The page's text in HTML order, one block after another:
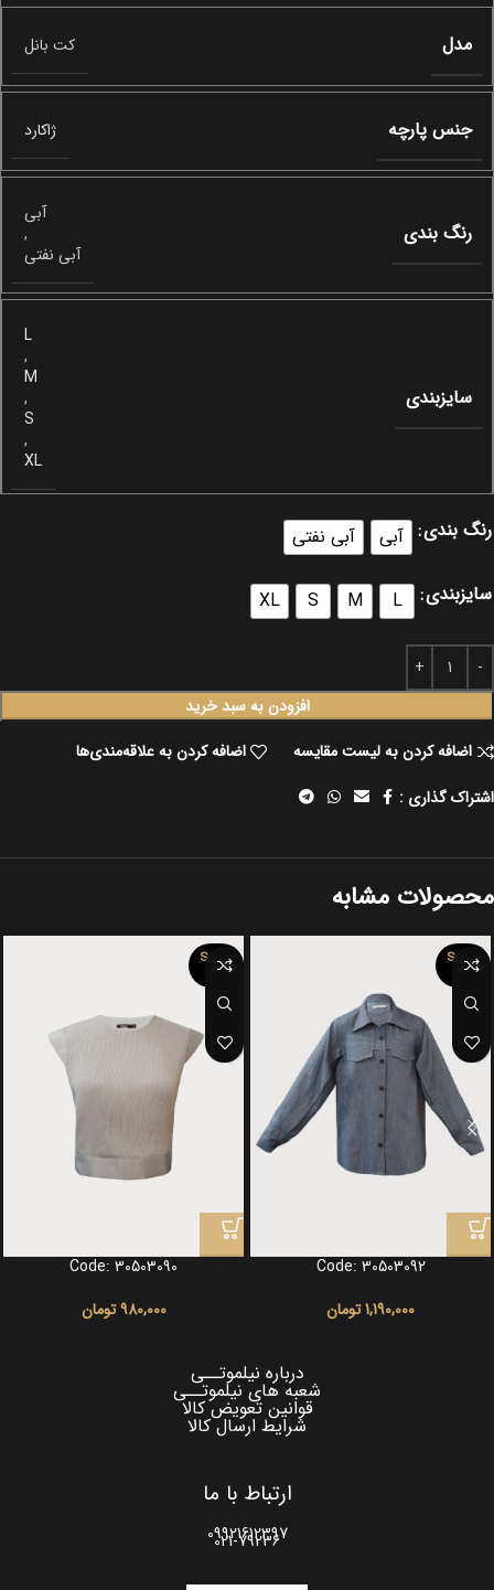
مدل کت بانل
جنس پارچه ژاکارد
رنگ بندی
آبی
,
آبی نفتی
سایزبندی
L
,
M
,
S
,
XL
رنگ بندی آبی آبی نفتی
سایزبندی L
M
S
XL
افزودن به سبد خرید
اضافه کردن به لیست مقایسه
اضافه کردن به علاقه‌مندی‌ها
اشتراک گذاری :
محصولات مشابه
SOLD
OUT
Code: 30503092
1,190,000تومان
SOLD
OUT
Code: 30503090
980,000 تومان
درباره نیلموتــی
شعبه های نیلموتــی
قوانین تعویض کالا
شرایط ارسال کالا
ارتباط با ما
09921612397
021-79236